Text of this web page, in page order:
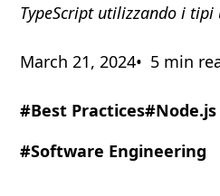
TypeScript utilizzando i tipi
March 21, 2024 5 min
#Best Practices#Node.js
#Software Engineering